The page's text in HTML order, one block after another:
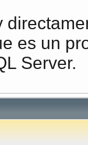
es un
Server.